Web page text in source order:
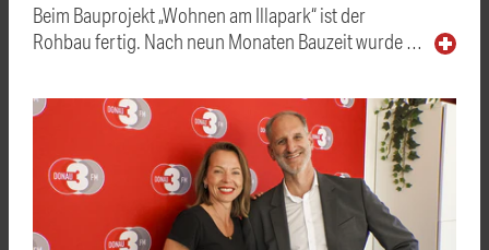
Beim Bauprojekt „Wohnen am Illapark“ ist der
Rohbau fertig. Nach neun Monaten Bauzeit wurde …